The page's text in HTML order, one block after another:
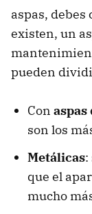
aspas,
existen, un
pueden
Con aspas
son los
Metálicas:
que el
mucho